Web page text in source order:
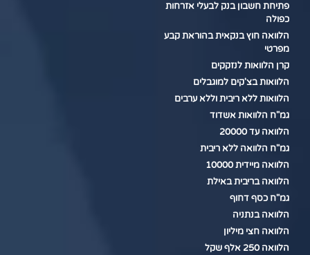
פתיחת חשבון בנק לבעלי אזרחות
כפולה
הלוואה חוץ בנקאית בהוראת קבע
מפרטי
קרן הלוואות לנזקקים
הלוואות בצ'קים למוגבלים
הלוואות ללא ריבית וללא ערבים
גמ"ח הלוואות אשדוד
הלוואה עד 20000
גמ"ח הלוואה ללא ריבית
הלוואה מיידית 10000
הלוואה בריבית באילת
גמ"ח כסף דחוף
הלוואה בנתניה
הלוואה חצי מיליון
הלוואה 250 אלף שקל